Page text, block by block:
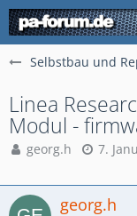
Selbstbau und
Linea
Modul -
georg.h 7.
georg.h